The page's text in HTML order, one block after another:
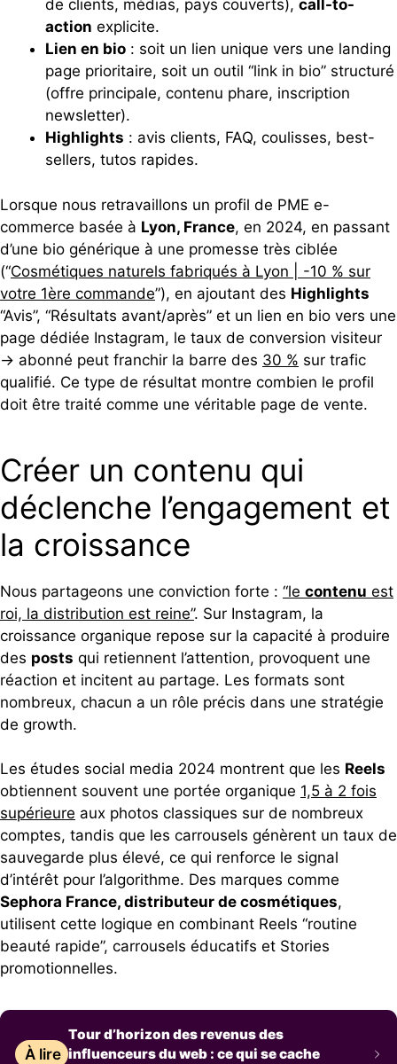
de clients, médias, pays couverts), call-to-
action explicite.
Lien en bio : soit un lien unique vers une landing
page prioritaire, soit un outil “link in bio” structuré
(offre principale, contenu phare, inscription
newsletter).
Highlights : avis clients, FAQ, coulisses, best-
sellers, tutos rapides.
Lorsque nous retravaillons un profil de PME e-
commerce basée à Lyon, France, en 2024, en passant
d’une bio générique à une promesse très ciblée
(“Cosmétiques naturels fabriqués à Lyon | -10 % sur
votre 1ère commande”), en ajoutant des Highlights
“Avis”, “Résultats avant/après” et un lien en bio vers une
page dédiée Instagram, le taux de conversion visiteur
→ abonné peut franchir la barre des 30 % sur trafic
qualifié. Ce type de résultat montre combien le profil
doit être traité comme une véritable page de vente.
Créer un contenu qui
déclenche l’engagement et
la croissance
Nous partageons une conviction forte : “le contenu est
roi, la distribution est reine”. Sur Instagram, la
croissance organique repose sur la capacité à produire
des posts qui retiennent l’attention, provoquent une
réaction et incitent au partage. Les formats sont
nombreux, chacun a un rôle précis dans une stratégie
de growth.
Les études social media 2024 montrent que les Reels
obtiennent souvent une portée organique 1,5 à 2 fois
supérieure aux photos classiques sur de nombreux
comptes, tandis que les carrousels génèrent un taux de
sauvegarde plus élevé, ce qui renforce le signal
d’intérêt pour l’algorithme. Des marques comme
Sephora France, distributeur de cosmétiques,
utilisent cette logique en combinant Reels “routine
beauté rapide”, carrousels éducatifs et Stories
promotionnelles.
À lire
Tour d’horizon des revenus des
influenceurs du web : ce qui se cache